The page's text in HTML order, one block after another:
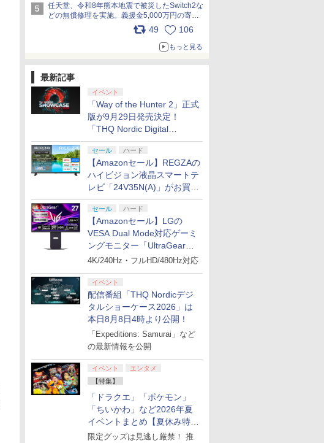
任天堂、令和8年熊本地震で被災したSwitch2な
どの無償修理を実施。義援金5,000万円の寄付
も発表 pic.x.com/BAYsMfUfUC
49 106
もっと見る
最新記事
イベント
「Way of the Hunter 2」正式
版が9月29日発売決定！
「THQ Nordic Digital
Showcase 2026」まとめ
セール ハード
【Amazonセール】REGZAの
ハイビジョン液晶スマートテ
レビ「24V35N(A)」がお買い
得！
セール ハード
【Amazonセール】LGの
VESA Dual Mode対応ゲーミ
ングモニター「UltraGear
27G850A-B」がお買い得！
4K/240Hz・フルHD/480Hz対応
イベント
配信番組「THQ Nordicデジ
タルショーケース2026」は
本日8月8日4時より公開！
「Expeditions: Samurai」など
の最新情報を公開
イベント
エンタメ
【特集】
「ドラクエ」「ポケモン」
「ちいかわ」など2026年夏
イベントまとめ【夏休み特
集】
限定グッズは見逃し厳禁！ 推